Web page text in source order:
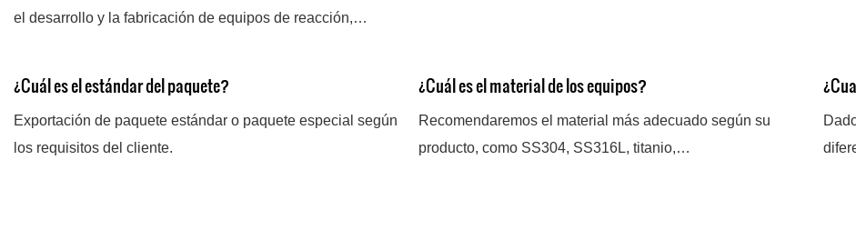
el desarrollo y la fabricación de equipos de reacción,
sino también en la química fina, pesticidas, nuevas
energías, nuevos materiales y otras industrias.
Personalizamos soluciones integrales de equipos de
¿Cuál es el estándar del paquete?
Exportación de paquete estándar o paquete especial según
los requisitos del cliente.
¿Cuál es el material de los equipos?
Recomendaremos el material más adecuado según su
producto, como SS304, SS316L, titanio,